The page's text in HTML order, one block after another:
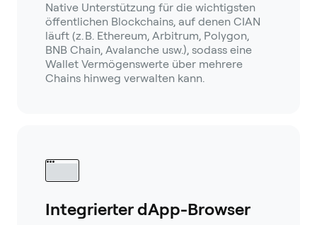
Native Unterstützung für die wichtigsten
öffentlichen Blockchains, auf denen CIAN
läuft (z. B. Ethereum, Arbitrum, Polygon,
BNB Chain, Avalanche usw.), sodass eine
Wallet Vermögenswerte über mehrere
Chains hinweg verwalten kann.
Integrierter dApp-Browser